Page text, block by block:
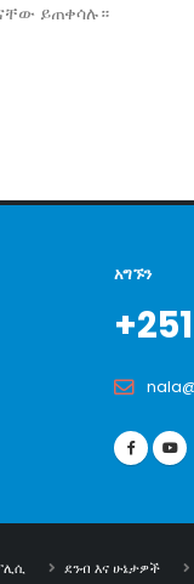
ይጠቀሳሉ።
አግኙን
ደንብ እና ሁኔታዎች